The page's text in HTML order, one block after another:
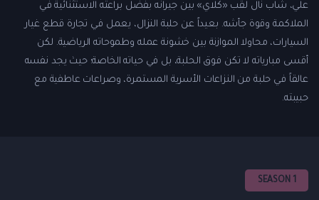
علي، شاب نال لقب «كلاي» بين جيرانه بفضل براعته الاستثنائية في
الملاكمة وقوة جأشه. بعيداً عن حلبة النزال، يعمل في تجارة قطع غيار
السيارات، محاولا الموازنة بين خشونة عمله وطموحاته الرياضية. لكن
أقسى مبارياته لا تكن فوق الحلبة، بل في حياته الخاصة؛ حيث يجد نفسه
عالقاً في حلبة من النزاعات الأسرية المستمرة، وصراعات عاطفية مع
حبيبته.
SEASON 1